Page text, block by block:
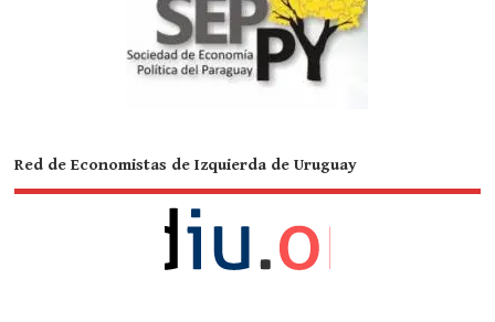
Red de Economistas de Izquierda de Uruguay